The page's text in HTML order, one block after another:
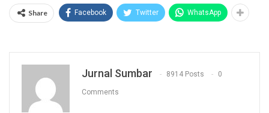
Share Facebook Twitter WhatsApp
Jurnal Sumbar 8914 Posts 0
Comments